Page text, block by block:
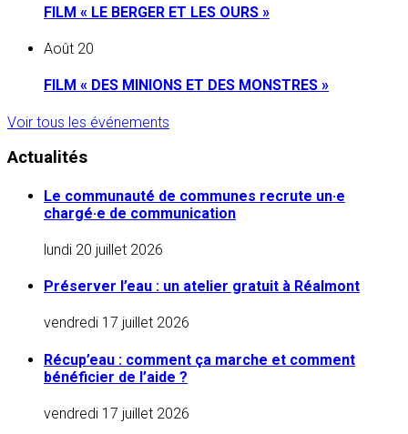
FILM « LE BERGER ET LES OURS »
Août 20
FILM « DES MINIONS ET DES MONSTRES »
Voir tous les événements
Actualités
Le communauté de communes recrute un·e
chargé·e de communication
lundi 20 juillet 2026
Préserver l’eau : un atelier gratuit à Réalmont
vendredi 17 juillet 2026
Récup’eau : comment ça marche et comment
bénéficier de l’aide ?
vendredi 17 juillet 2026